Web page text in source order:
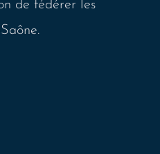
de fédérer les